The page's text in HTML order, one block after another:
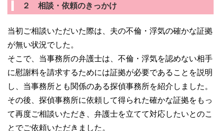
２ 相談・依頼のきっかけ
当初ご相談いただいた際は、夫の不倫・浮気の確かな証拠
が無い状況でした。
そこで、当事務所の弁護士は、不倫・浮気を認めない相手
に慰謝料を請求するためには証拠が必要であることを説明
し、当事務所とも関係のある探偵事務所を紹介しました。
その後、探偵事務所に依頼して得られた確かな証拠をもっ
て再度ご相談いただき、弁護士を立てて対応したいとのこ
とでご依頼いただきました。